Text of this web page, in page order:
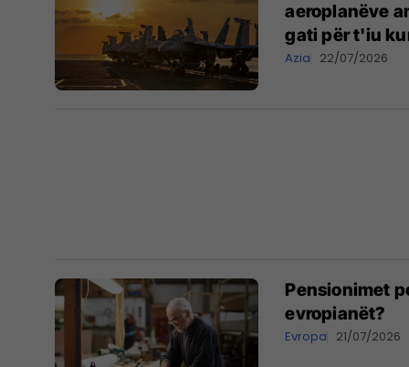
aeroplanëve
gati për t'iu
Azia 22/07/2026
Pensionimet
evropianët?
Evropa 21/07/2026